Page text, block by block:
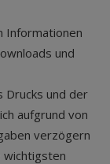
Informationen
und
Drucks und der
aufgrund von
verzögern